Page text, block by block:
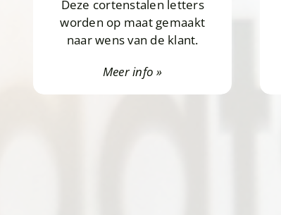
Deze cortenstalen letters
worden op maat gemaakt
naar wens van de klant.
Meer info »